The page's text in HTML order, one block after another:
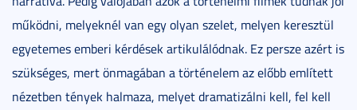
működni, melyeknél van egy olyan szelet, melyen keresztül
egyetemes emberi kérdések artikulálódnak. Ez persze azért is
szükséges, mert önmagában a történelem az előbb említett
nézetben tények halmaza, melyet dramatizálni kell, fel kell